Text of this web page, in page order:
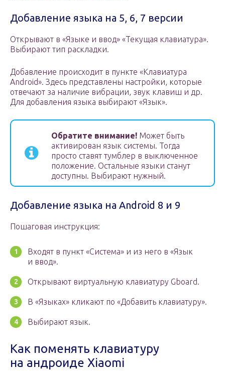
Добавление языка на 5, 6, 7 версии
Открывают в «Языке и ввод» «Текущая клавиатура».
Выбирают тип раскладки.
Добавление происходит в пункте «Клавиатура
Android». Здесь представлены настройки, которые
отвечают за наличие вибрации, звук клавиш и др.
Для добавления языка выбирают «Язык».
Обратите внимание! Может быть
активирован язык системы. Тогда
просто ставят тумблер в выключенное
положение. Остальные языки станут
доступны. Выбирают нужный.
Добавление языка на Android 8 и 9
Пошаговая инструкция:
Входят в пункт «Система» и из него в «Язык
и ввод».
Открывают виртуальную клавиатуру Gboard.
В «Языках» кликают по «Добавить клавиатуру».
Выбирают язык.
Как поменять клавиатуру
на андроиде Xiaomi